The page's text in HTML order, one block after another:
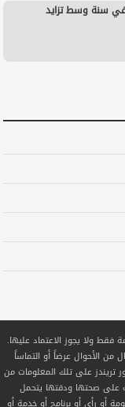
في سنة وسط تزايد
ولا يجوز الاعتماد عليها.
من الأحوال عرضاً أو التماساً
تريندز على تلك المعلومات من
على صحتها ودقتها يتحمل
أو رأي أو برنامج أو خدمة أو